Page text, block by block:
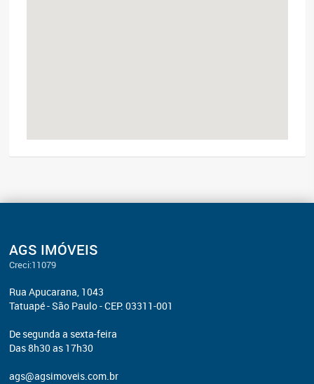
AGS IMÓVEIS
Creci:11079
Rua Apucarana, 1043
Tatuapé - São Paulo - CEP: 03311-001
De segunda a sexta-feira
Das 8h30 as 17h30
ags@agsimoveis.com.br